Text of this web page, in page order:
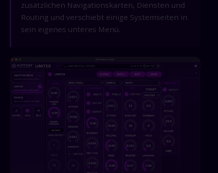
zusätzlichen Navigationskarten, Diensten und
Routing und verschiebt einige Systemseiten in
sein eigenes unteres Menü.